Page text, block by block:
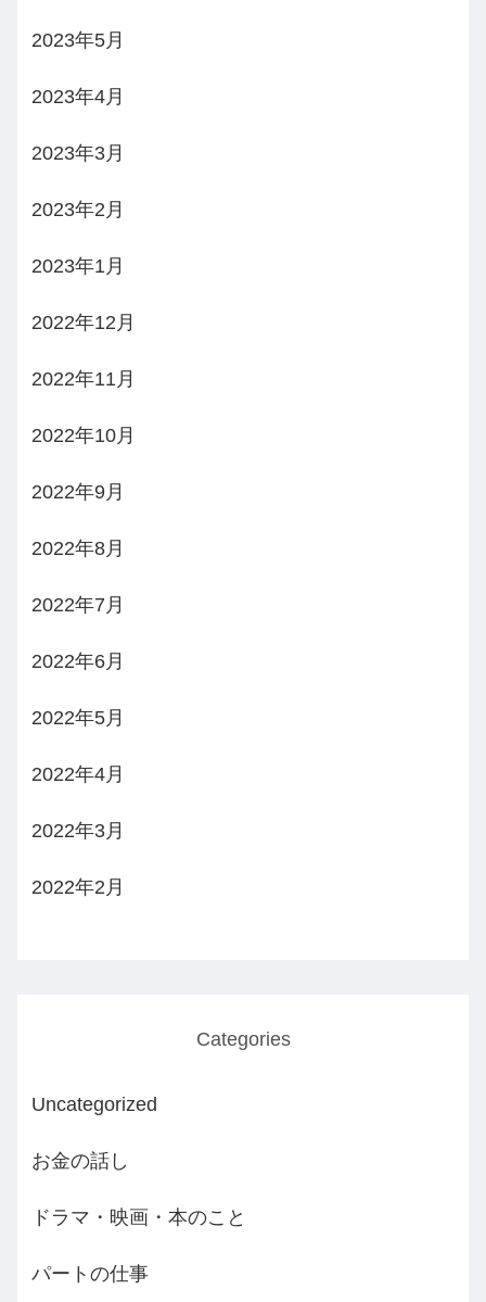
2023年5月
2023年4月
2023年3月
2023年2月
2023年1月
2022年12月
2022年11月
2022年10月
2022年9月
2022年8月
2022年7月
2022年6月
2022年5月
2022年4月
2022年3月
2022年2月
Categories
Uncategorized
お金の話し
ドラマ・映画・本のこと
パートの仕事